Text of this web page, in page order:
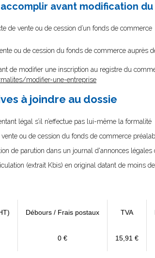
avant modification
de vente ou de cession d’un fonds de commerce
ou de cession du fonds de commerce auprès
de modifier une inscription au registre du
modifier-une-entreprise
à joindre au dossie
légal s’il n’effectue pas lui-même la formalité
vente ou de cession du fonds de commerce
de parution dans un journal d'annonces
(extrait Kbis) en original datant de moins
Débours / Frais postaux TVA
0 € 15,91 €